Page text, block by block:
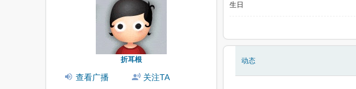
折耳根
查看广播
关注TA
生日
动态